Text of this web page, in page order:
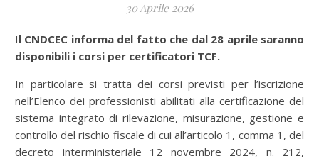
30 Aprile 2026
Il CNDCEC informa del fatto che dal 28 aprile saranno
disponibili i corsi per certificatori TCF.
In particolare si tratta dei corsi previsti per l’iscrizione
nell’Elenco dei professionisti abilitati alla certificazione del
sistema integrato di rilevazione, misurazione, gestione e
controllo del rischio fiscale di cui all’articolo 1, comma 1, del
decreto interministeriale 12 novembre 2024, n. 212,